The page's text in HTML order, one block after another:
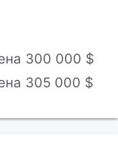
300 000 $
305 000 $